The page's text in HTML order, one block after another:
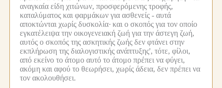
αναγκαία είδη χιτώνων, προσφερόμενης τροφής,
καταλύματος και φαρμάκων για ασθενείς - αυτά
αποκτώνται χωρίς δυσκολία· και ο σκοπός για τον οποίο
εγκατέλειψα την οικογενειακή ζωή για την άστεγη ζωή,
αυτός ο σκοπός της ασκητικής ζωής δεν φτάνει στην
εκπλήρωση της διαλογιστικής ανάπτυξης', τότε, φίλοι,
από εκείνο το άτομο αυτό το άτομο πρέπει να φύγει,
ακόμη και αφού το θεωρήσει, χωρίς άδεια, δεν πρέπει να
τον ακολουθήσει.